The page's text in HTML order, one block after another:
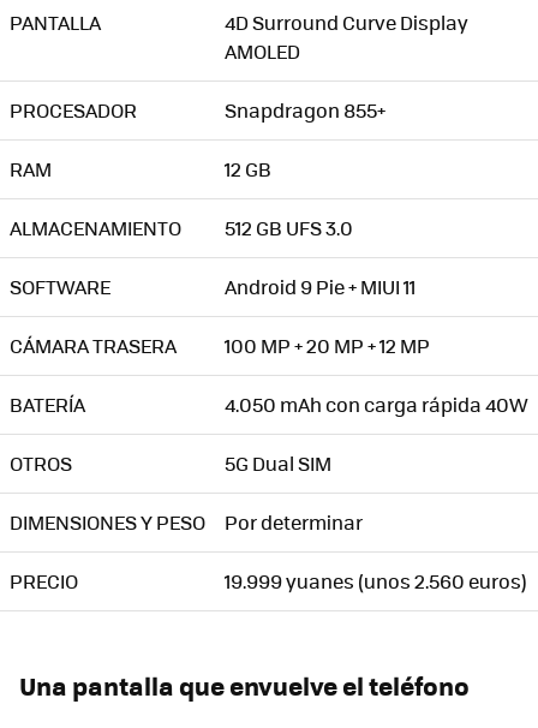
PANTALLA
4D Surround Curve Display
AMOLED
PROCESADOR Snapdragon 855+
RAM 12 GB
ALMACENAMIENTO 512 GB UFS 3.0
SOFTWARE Android 9 Pie + MIUI 11
CÁMARA TRASERA 100 MP + 20 MP + 12 MP
BATERÍA 4.050 mAh con carga rápida 40W
OTROS 5G Dual SIM
DIMENSIONES Y PESO Por determinar
PRECIO 19.999 yuanes (unos 2.560 euros)
Una pantalla que envuelve el teléfono